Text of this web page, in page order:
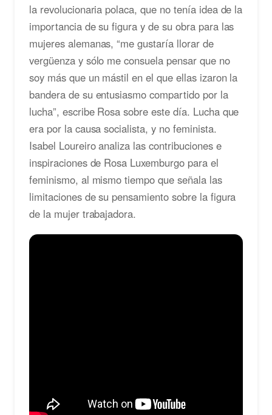
la revolucionaria polaca, que no tenía idea de la
importancia de su figura y de su obra para las
mujeres alemanas, “me gustaría llorar de
vergüenza y sólo me consuela pensar que no
soy más que un mástil en el que ellas izaron la
bandera de su entusiasmo compartido por la
lucha”, escribe Rosa sobre este día. Lucha que
era por la causa socialista, y no feminista.
Isabel Loureiro analiza las contribuciones e
inspiraciones de Rosa Luxemburgo para el
feminismo, al mismo tiempo que señala las
limitaciones de su pensamiento sobre la figura
de la mujer trabajadora.